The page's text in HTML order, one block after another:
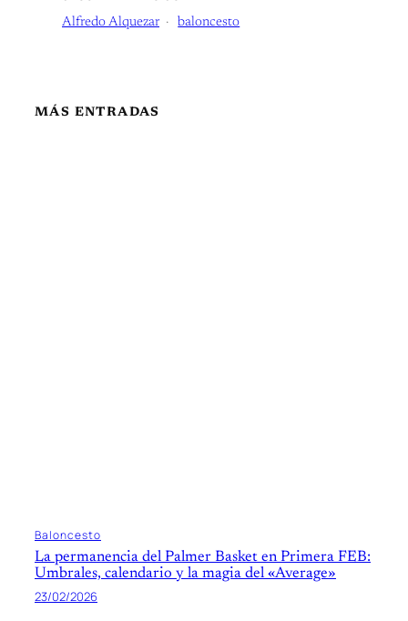
Alfredo Alquezar baloncesto
MÁS ENTRADAS
Baloncesto
La permanencia del Palmer Basket en Primera FEB:
Umbrales, calendario y la magia del «Average»
23/02/2026